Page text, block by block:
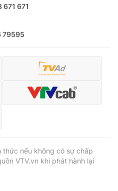
671 671
79595
thức nếu không có sự chấp
VTV.vn khi phát hành lại